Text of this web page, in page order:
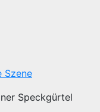
Szene
Speckgürtel